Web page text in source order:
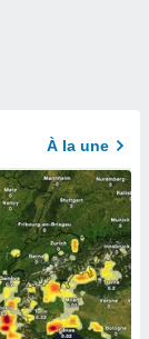
À la une